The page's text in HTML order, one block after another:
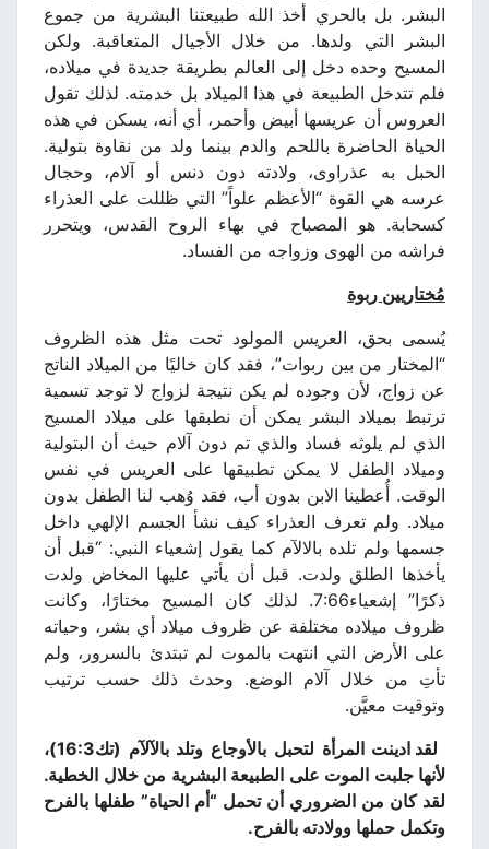
البشر. بل بالحري أخذ الله طبيعتنا البشرية من جموع
البشر التي ولدها. من خلال الأجيال المتعاقبة. ولكن
المسيح وحده دخل إلى العالم بطريقة جديدة في ميلاده،
فلم تتدخل الطبيعة في هذا الميلاد بل خدمته. لذلك تقول
العروس أن عريسها أبيض وأحمر، أي أنه، يسكن في هذه
الحياة الحاضرة باللحم والدم بينما ولد من نقاوة بتولية.
الحبل به عذراوى، ولادته دون دنس أو آلام، وحجال
عرسه هي القوة “الأعظم علواً” التي ظللت على العذراء
كسحابة. هو المصباح في بهاء الروح القدس، ويتحرر
فراشه من الهوى وزواجه من الفساد.
مُختاريين ربوة
يُسمى بحق، العريس المولود تحت مثل هذه الظروف
“المختار من بين ربوات”، فقد كان خاليًا من الميلاد الناتج
عن زواج، لأن وجوده لم يكن نتيجة لزواج لا توجد تسمية
ترتبط بميلاد البشر يمكن أن نطبقها على ميلاد المسيح
الذي لم يلوثه فساد والذي تم دون آلام حيث أن البتولية
وميلاد الطفل لا يمكن تطبيقها على العريس في نفس
الوقت. أُعطينا الابن بدون أب، فقد وُهب لنا الطفل بدون
ميلاد. ولم تعرف العذراء كيف نشأ الجسم الإلهي داخل
جسمها ولم تلده بالالآم كما يقول إشعياء النبي: “قبل أن
يأخذها الطلق ولدت. قبل أن يأتي عليها المخاض ولدت
ذكرًا” إشعياء7:66. لذلك كان المسيح مختارًا، وكانت
ظروف ميلاده مختلفة عن ظروف ميلاد أي بشر، وحياته
على الأرض التي انتهت بالموت لم تبتدئ بالسرور، ولم
تأتِ من خلال آلام الوضع. وحدث ذلك حسب ترتيب
وتوقيت معيَّن.
لقد ادينت المرأة لتحبل بالأوجاع وتلد بالآلآم (تك16:3)،
لأنها جلبت الموت على الطبيعة البشرية من خلال الخطية.
لقد كان من الضروري أن تحمل “أم الحياة” طفلها بالفرح
وتكمل حملها وولادته بالفرح